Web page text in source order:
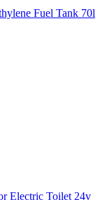
Fuel Tank 70l
Electric Toilet 24v